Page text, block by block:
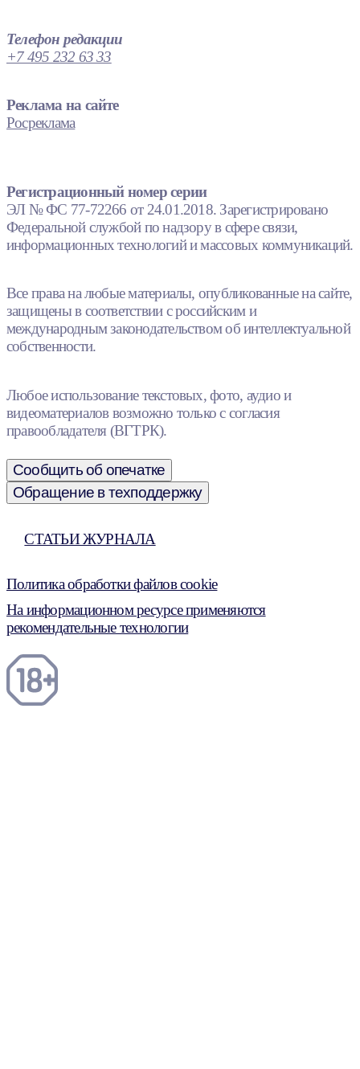
Телефон редакции
+7 495 232 63 33
Реклама на сайте
Росреклама
Регистрационный номер серии
ЭЛ № ФС 77-72266 от 24.01.2018. Зарегистрировано
Федеральной службой по надзору в сфере связи,
информационных технологий и массовых коммуникаций.
Все права на любые материалы, опубликованные на сайте,
защищены в соответствии с российским и
международным законодательством об интеллектуальной
собственности.
Любое использование текстовых, фото, аудио и
видеоматериалов возможно только с согласия
правообладателя (ВГТРК).
Сообщить об опечатке
Обращение в техподдержку
СТАТЬИ ЖУРНАЛА
Политика обработки файлов cookie
На информационном ресурсе применяются
рекомендательные технологии